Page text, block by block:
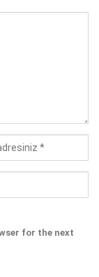
for the next